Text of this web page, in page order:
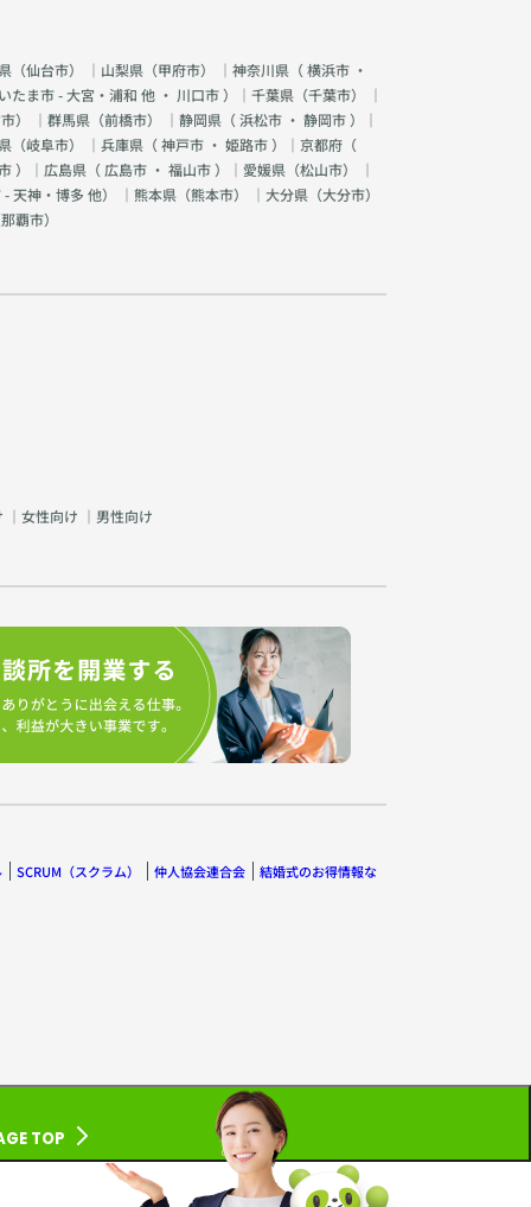
（仙台市） ｜山梨県（甲府市） ｜神奈川県（横浜市 ・
たま市 - 大宮・浦和 他 ・ 川口市）｜千葉県（千葉市） ｜
） ｜群馬県（前橋市） ｜静岡県（浜松市 ・ 静岡市）｜
（岐阜市） ｜兵庫県（神戸市 ・ 姫路市）｜京都府（
）｜広島県（ 広島市 ・ 福山市）｜愛媛県（松山市） ｜
- 天神・博多 他） ｜熊本県（熊本市） ｜大分県（大分市）
那覇市）
｜ 女性向け ｜ 男性向け
SCRUM（スクラム） 仲人協会連合会 結婚式のお得情報な
TOP